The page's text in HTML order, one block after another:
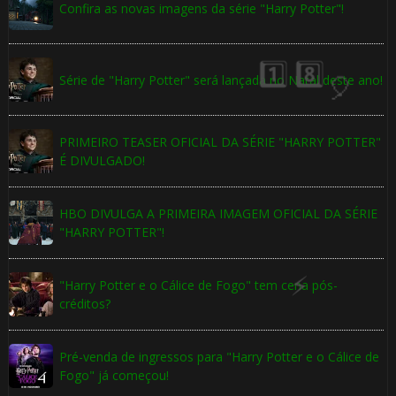
Confira as novas imagens da série "Harry Potter"!
Série de "Harry Potter" será lançada no Natal deste ano!
PRIMEIRO TEASER OFICIAL DA SÉRIE "HARRY POTTER"
É DIVULGADO!
HBO DIVULGA A PRIMEIRA IMAGEM OFICIAL DA SÉRIE
"HARRY POTTER"!
"Harry Potter e o Cálice de Fogo" tem cena pós-
créditos?
Pré-venda de ingressos para "Harry Potter e o Cálice de
Fogo" já começou!
🎂 ⚡
🎈
1️⃣ 8️⃣
🎂